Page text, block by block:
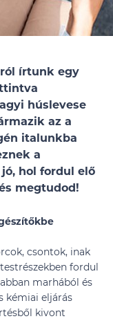
írtunk egy
húslevese
az a
italunkba
a
hol fordul elő
megtudod!
csontok, inak
fordul
marhából és
kémiai eljárás
kivont